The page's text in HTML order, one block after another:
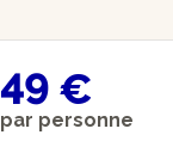
49 €
par personne